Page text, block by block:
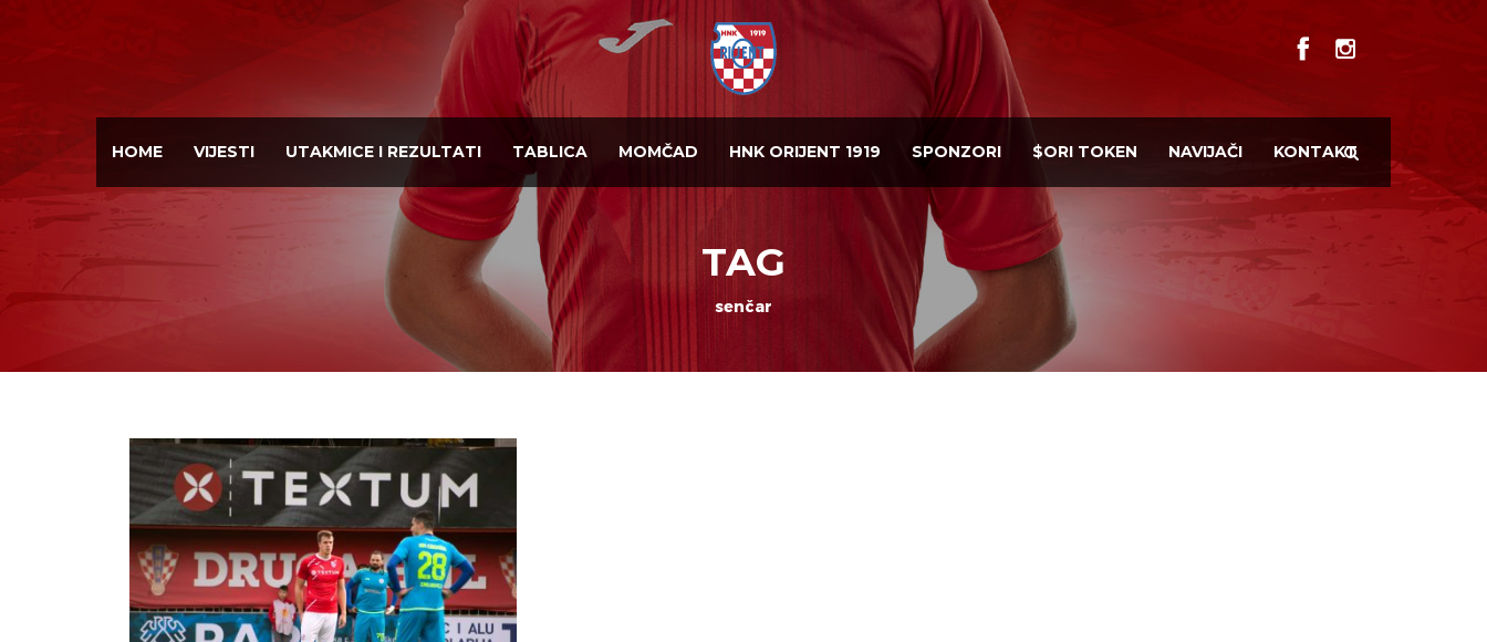
HOME VIJESTI UTAKMICE I REZULTATI TABLICA MOMČAD HNK ORIJENT 1919 SPONZORI $ORI TOKEN NAVIJAČI KONTAKT
TAG
senčar